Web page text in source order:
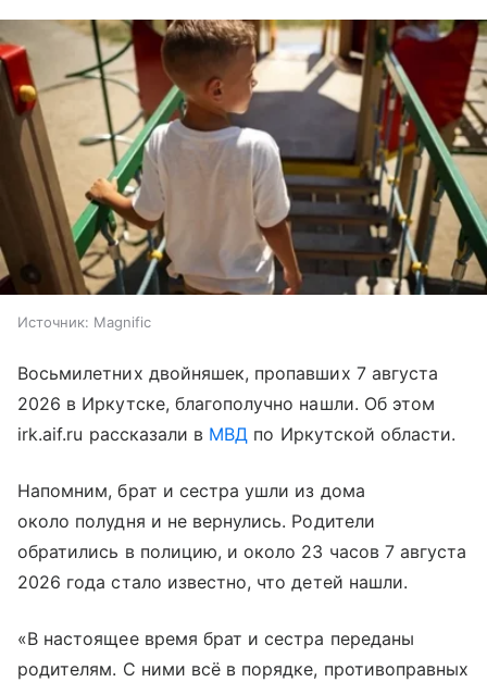
Источник: Magnific
Восьмилетних двойняшек, пропавших 7 августа
2026 в Иркутске, благополучно нашли. Об этом
irk.aif.ru рассказали в МВД по Иркутской области.
Напомним, брат и сестра ушли из дома
около полудня и не вернулись. Родители
обратились в полицию, и около 23 часов 7 августа
2026 года стало известно, что детей нашли.
«В настоящее время брат и сестра переданы
родителям. С ними всё в порядке, противоправных